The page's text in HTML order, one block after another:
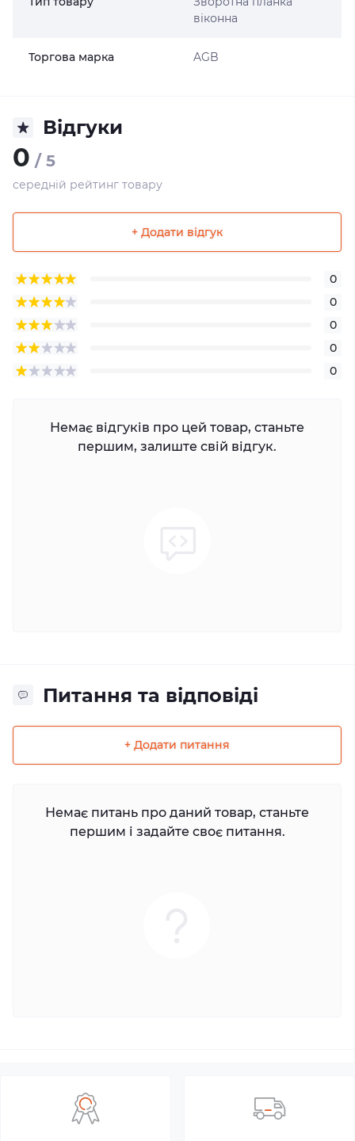
віконна
Торгова марка AGB
Відгуки
0 / 5
середній рейтинг товару
+ Додати відгук
0
0
0
0
0
Немає відгуків про цей товар, станьте
першим, залиште свій відгук.
Питання та відповіді
+ Додати питання
Немає питань про даний товар, станьте
першим і задайте своє питання.